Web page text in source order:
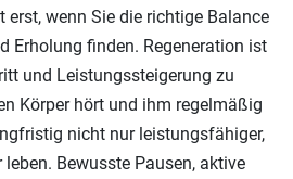
wenn Sie die richtige Balance
Erholung finden. Regeneration ist
und Leistungssteigerung zu
Körper hört und ihm regelmäßig
nicht nur leistungsfähiger,
Bewusste Pausen, aktive